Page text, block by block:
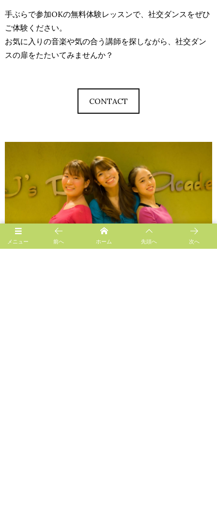
手ぶらで参加OKの無料体験レッスンで、社交ダンスをぜひ
ご体験ください。
お気に入りの音楽や気の合う講師を探しながら、社交ダン
スの扉をたたいてみませんか？
CONTACT
メニュー 前へ ホーム 先頭へ 次へ